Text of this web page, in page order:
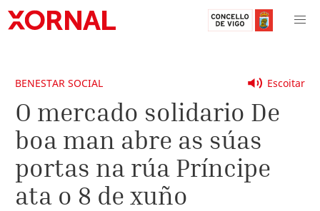
Escoitar
BENESTAR SOCIAL
O mercado solidario De
boa man abre as súas
portas na rúa Príncipe
ata o 8 de xuño